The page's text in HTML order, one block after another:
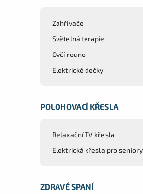
Zahřívače
Světelná terapie
Ovčí rouno
Elektrické dečky
POLOHOVACÍ KŘESLA
Relaxační TV křesla
Elektrická křesla pro seniory
ZDRAVÉ SPANÍ